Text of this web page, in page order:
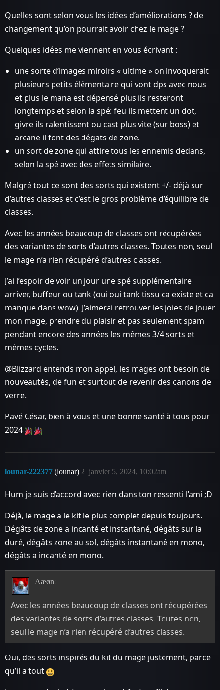
Quelles sont selon vous les idées d’améliorations ? de
changement qu’on pourrait avoir chez le mage ?
Quelques idées me viennent en vous écrivant :
une sorte d’images miroirs « ultime » on invoquerait
plusieurs petits élémentaire qui vont dps avec nous
et plus le mana est dépensé plus ils resteront
longtemps et selon la spé: feu ils mettent un dot,
givre ils ralentissent ou cast plus vite (sur boss) et
arcane il font des dégats de zone.
un sort de zone qui attire tous les ennemis dedans,
selon la spé avec des effets similaire.
Malgré tout ce sont des sorts qui existent +/- déjà sur
d’autres classes et c’est le gros problème d’équilibre de
classes.
Avec les années beaucoup de classes ont récupérées
des variantes de sorts d’autres classes. Toutes non, seul
le mage n’a rien récupéré d’autres classes.
J’ai l’espoir de voir un jour une spé supplémentaire
arriver, buffeur ou tank (oui oui tank tissu ca existe et ca
manque dans wow). J’aimerai retrouver les joies de jouer
mon mage, prendre du plaisir et pas seulement spam
pendant encore des années les mêmes 3/4 sorts et
mêmes cycles.
@Blizzard entends mon appel, les mages ont besoin de
nouveautés, de fun et surtout de revenir des canons de
verre.
Pavé César, bien à vous et une bonne santé à tous pour
2024
lounar-222377 (lounar) janvier 5, 2024, 10:02am
2
Hum je suis d’accord avec rien dans ton ressenti l’ami ;D
Déjà, le mage a le kit le plus complet depuis toujours.
Dégâts de zone a incanté et instantané, dégâts sur la
duré, dégâts zone au sol, dégâts instantané en mono,
dégâts a incanté en mono.
Aæøn:
Avec les années beaucoup de classes ont récupérées
des variantes de sorts d’autres classes. Toutes non,
seul le mage n’a rien récupéré d’autres classes.
Oui, des sorts inspirés du kit du mage justement, parce
qu’il a tout